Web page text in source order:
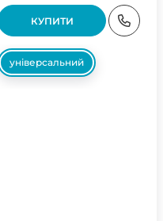
КУПИТИ
універсальний